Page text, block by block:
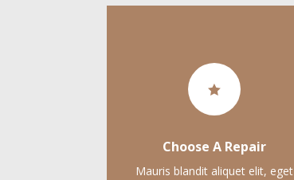

Choose A Repair
Mauris blandit aliquet elit, eget